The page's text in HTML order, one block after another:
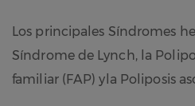
Los principales Síndromes
Síndrome de Lynch, la
familiar (FAP) yla Poliposis